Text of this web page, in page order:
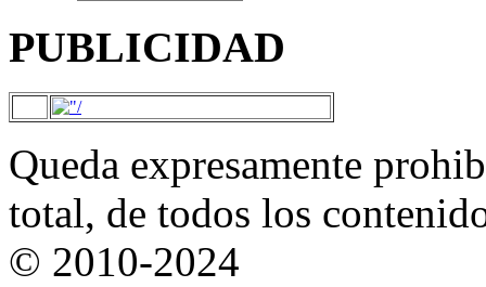
PUBLICIDAD
Queda expresamente
total, de todos los
© 2010-2024